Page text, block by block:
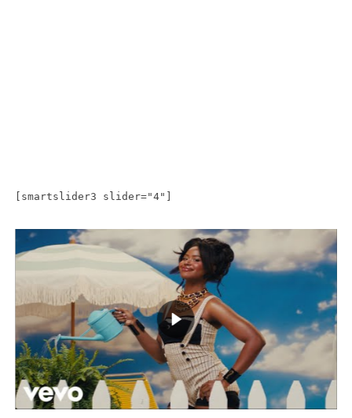
[smartslider3 slider="4"]